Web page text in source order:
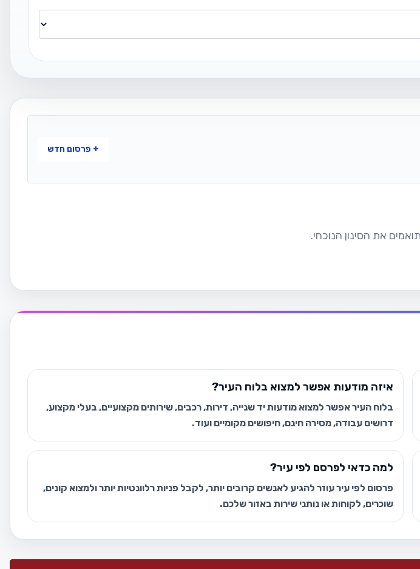
+ פרסום חדש
את הסינון הנוכחי.
איזה מודעות אפשר למצוא בלוח העיר?
בלוח העיר אפשר למצוא מודעות יד שנייה, דירות, רכבים, שירותים מקצועיים, בעלי מקצוע,
דרושים עבודה, מסירה חינם, חיפושים מקומיים ועוד.
למה כדאי לפרסם לפי עיר?
פרסום לפי עיר עוזר להגיע לאנשים קרובים יותר, לקבל פניות רלוונטיות יותר ולמצוא קונים,
שוכרים, לקוחות או נותני שירות באזור שלכם.